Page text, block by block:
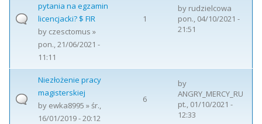
pytania na egzamin
licencjacki? $ FIR
by czesctomus »
pon., 21/06/2021 -
11:11
1
by rudzielcowa
pon., 04/10/2021 -
21:51
Niezłożenie pracy
magisterskiej
by ewka8995 » śr.,
16/01/2019 - 20:12
6
by
ANGRY_MERCY_RU
pt., 01/10/2021 -
12:33